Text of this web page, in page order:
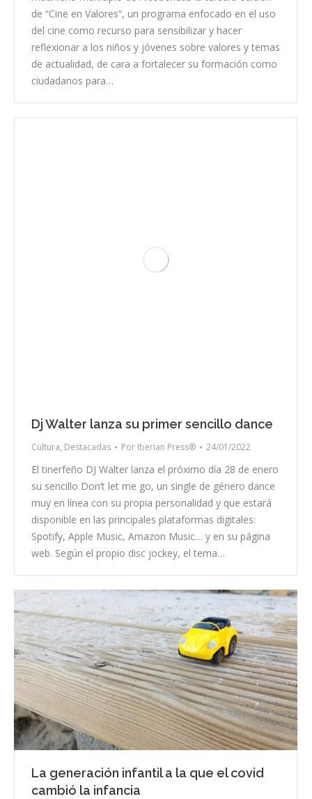
de “Cine en Valores”, un programa enfocado en el uso
del cine como recurso para sensibilizar y hacer
reflexionar a los niños y jóvenes sobre valores y temas
de actualidad, de cara a fortalecer su formación como
ciudadanos para…
Dj Walter lanza su primer sencillo dance
Cultura, Destacadas Por Iberian Press® 24/01/2022
El tinerfeño DJ Walter lanza el próximo día 28 de enero
su sencillo Don’t let me go, un single de género dance
muy en línea con su propia personalidad y que estará
disponible en las principales plataformas digitales:
Spotify, Apple Music, Amazon Music… y en su página
web. Según el propio disc jockey, el tema…
La generación infantil a la que el covid
cambió la infancia